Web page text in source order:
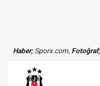
Haber;Sporx.com, Fotoğraf;